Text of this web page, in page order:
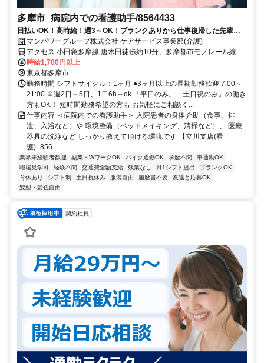
多摩市_病院内での看護助手/8564433
日払いOK！高時給！週3～OK！ブランクありから仕事復帰した先輩や
ミドル世代も多数活躍中♪
マンパワーグループ株式会社 ケアサービス事業部(介護)
アクセス 小田急多摩線 唐木田徒歩約10分、多摩都市モノレール線 多
摩センター出口3徒歩約14分、京王相模原線 京王多摩センター中央口
(京王)徒歩約18分 車・バイク通勤OK（派遣先による）
時給1,700円以上
東京都多摩市
勤務時間 シフトサイクル：1ヶ月 ●3ヶ月以上の長期勤務歓迎 7:00～
21:00 ※週2日～5日、1日6h～ok 「平日のみ」「土日祝のみ」の働き
方もOK！ 短時間勤務希望の方も お気軽にご相談く...
仕事内容 ＜病院内での看護助手＞ 入院患者の身体介助（食事、排
泄、入浴など）や 環境整備（ベッドメイキング、清掃など）、 医療
器具の洗浄など しっかり教えて頂ける環境です 【立川支店(看
護)_856...
業界未経験者歓迎 副業・WワークOK バイク通勤OK 学歴不問
車通勤OK
職場見学可
経験不問 交通費全額支給 残業なし 月1シフト提出
ブランクOK
育休あり
シフト制 土日祝休み 服装自由 履歴書不要
友達と応募OK
髪型・髪色自由
契約社員